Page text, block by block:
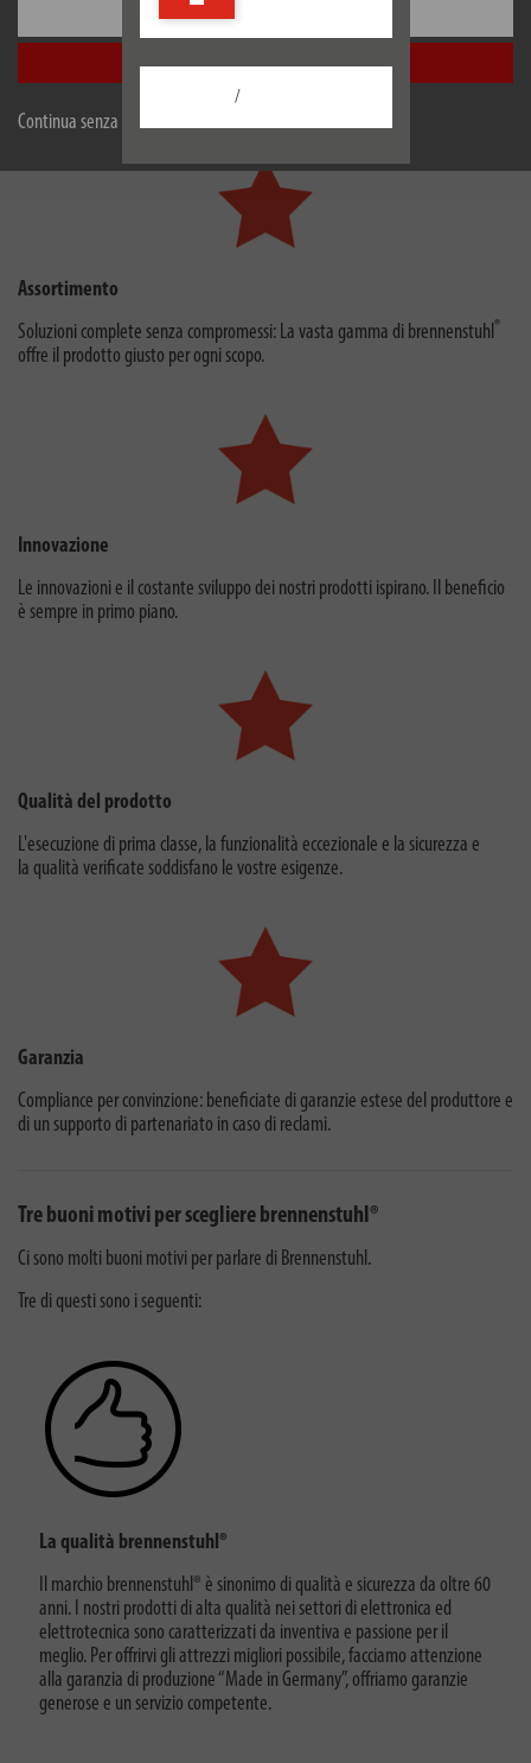
Configurare
Accetta tutti
Continua senza accettare
/
Servizio
affidabile für voi lì, o si può trovare il giusto Lösung online.
Assortimento
Soluzioni complete senza compromessi: La vasta gamma di brennenstuhl®
offre il prodotto giusto per ogni scopo.
Innovazione
Le innovazioni e il costante sviluppo dei nostri prodotti ispirano. Il beneficio
è sempre in primo piano.
Qualità del prodotto
L'esecuzione di prima classe, la funzionalità eccezionale e la sicurezza e
la qualità verificate soddisfano le vostre esigenze.
Garanzia
Compliance per convinzione: beneficiate di garanzie estese del produttore e
di un supporto di partenariato in caso di reclami.
Tre buoni motivi per scegliere brennenstuhl®
Ci sono molti buoni motivi per parlare di Brennenstuhl.
Tre di questi sono i seguenti:
La qualità brennenstuhl®
Il marchio brennenstuhl® è sinonimo di qualità e sicurezza da oltre 60
anni. I nostri prodotti di alta qualità nei settori di elettronica ed
elettrotecnica sono caratterizzati da inventiva e passione per il
meglio. Per offrirvi gli attrezzi migliori possibile, facciamo attenzione
alla garanzia di produzione “Made in Germany”, offriamo garanzie
generose e un servizio competente.